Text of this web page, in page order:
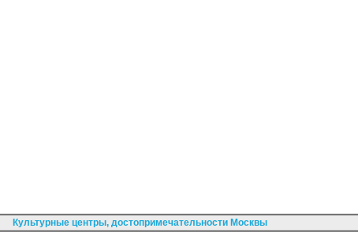
Культурные центры, достопримечательности Москвы